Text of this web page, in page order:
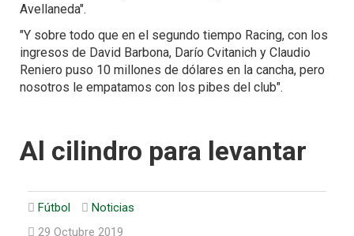
Avellaneda".
"Y sobre todo que en el segundo tiempo Racing, con los
ingresos de David Barbona, Darío Cvitanich y Claudio
Reniero puso 10 millones de dólares en la cancha, pero
nosotros le empatamos con los pibes del club".
Al cilindro para levantar
Fútbol
Noticias
29 Octubre 2019